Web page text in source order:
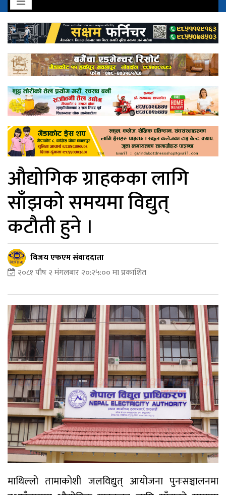
औद्योगिक ग्राहकका लागि
साँझको समयमा विद्युत्
कटौती हुने ।
विजय एफएम संवाददाता
२०८१ पौष २ मंगलबार २०:२५:०० मा प्रकाशित
माथिल्लो तामाकोशी जलविद्युत् आयोजना पुनःसञ्चालनमा